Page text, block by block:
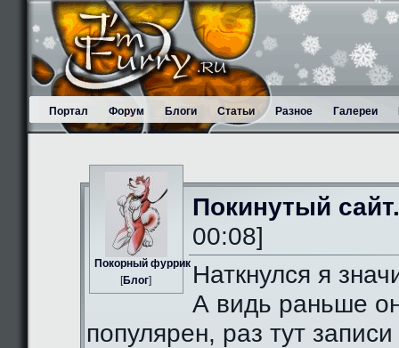
Портал Форум Блоги Статьи Разное Галереи
Пoкорный фуррик
[Блог]
Покинутый сайт.
00:08]
Наткнулся я
А видь раньше
популярен, раз тут